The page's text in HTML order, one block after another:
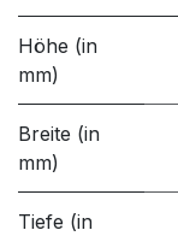
Höhe (in
mm)
Breite (in
mm)
Tiefe (in